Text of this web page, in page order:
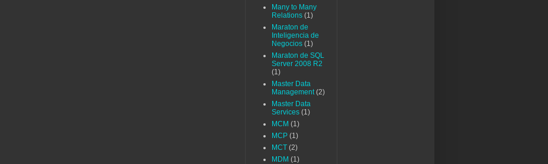
Many to Many
Relations (1)
Maraton de
Inteligencia de
Negocios (1)
Maraton de SQL
Server 2008 R2
(1)
Master Data
Management (2)
Master Data
Services (1)
MCM (1)
MCP (1)
MCT (2)
MDM (1)